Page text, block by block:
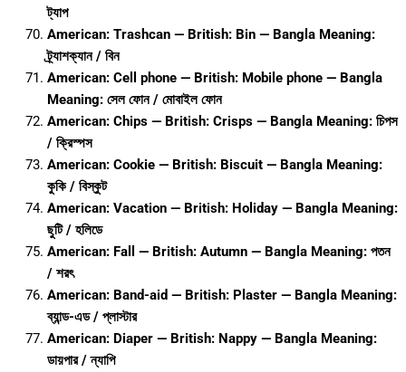
ট্যাপ
American: Trashcan — British: Bin — Bangla Meaning:
ট্র্যাশক্যান / বিন
American: Cell phone — British: Mobile phone — Bangla
Meaning: সেল ফোন / মোবাইল ফোন
American: Chips — British: Crisps — Bangla Meaning: চিপস
/ ক্রিস্পস
American: Cookie — British: Biscuit — Bangla Meaning:
কুকি / বিস্কুট
American: Vacation — British: Holiday — Bangla Meaning:
ছুটি / হলিডে
American: Fall — British: Autumn — Bangla Meaning: পতন
/ শরৎ
American: Band-aid — British: Plaster — Bangla Meaning:
ব্যান্ড-এড / প্লাস্টার
American: Diaper — British: Nappy — Bangla Meaning:
ডায়পার / ন্যাপি